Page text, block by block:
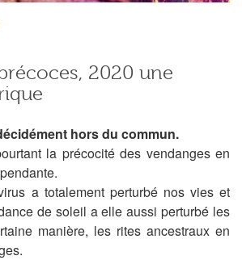
2020 une
hors du commun.
la précocité des vendanges en
a totalement perturbé nos vies et
de soleil a elle aussi perturbé les
manière, les rites ancestraux en